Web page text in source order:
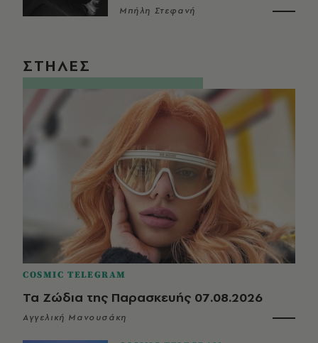
Μπήλη Στεφανή
ΣΤΗΛΕΣ
COSMIC TELEGRAM
Τα Ζώδια της Παρασκευής 07.08.2026
Αγγελική Μανουσάκη